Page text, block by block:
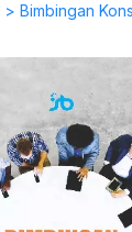
> Bimbingan